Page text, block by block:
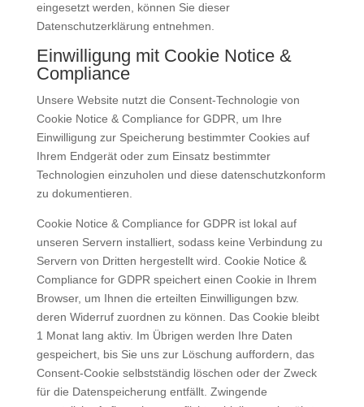
eingesetzt werden, können Sie dieser
Datenschutzerklärung entnehmen.
Einwilligung mit Cookie Notice &
Compliance
Unsere Website nutzt die Consent-Technologie von
Cookie Notice & Compliance for GDPR, um Ihre
Einwilligung zur Speicherung bestimmter Cookies auf
Ihrem Endgerät oder zum Einsatz bestimmter
Technologien einzuholen und diese datenschutzkonform
zu dokumentieren.
Cookie Notice & Compliance for GDPR ist lokal auf
unseren Servern installiert, sodass keine Verbindung zu
Servern von Dritten hergestellt wird. Cookie Notice &
Compliance for GDPR speichert einen Cookie in Ihrem
Browser, um Ihnen die erteilten Einwilligungen bzw.
deren Widerruf zuordnen zu können. Das Cookie bleibt
1 Monat lang aktiv. Im Übrigen werden Ihre Daten
gespeichert, bis Sie uns zur Löschung auffordern, das
Consent-Cookie selbstständig löschen oder der Zweck
für die Datenspeicherung entfällt. Zwingende